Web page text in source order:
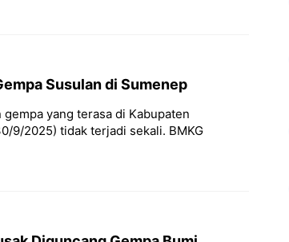
Susulan di Sumenep
yang terasa di Kabupaten
9/2025) tidak terjadi sekali. BMKG